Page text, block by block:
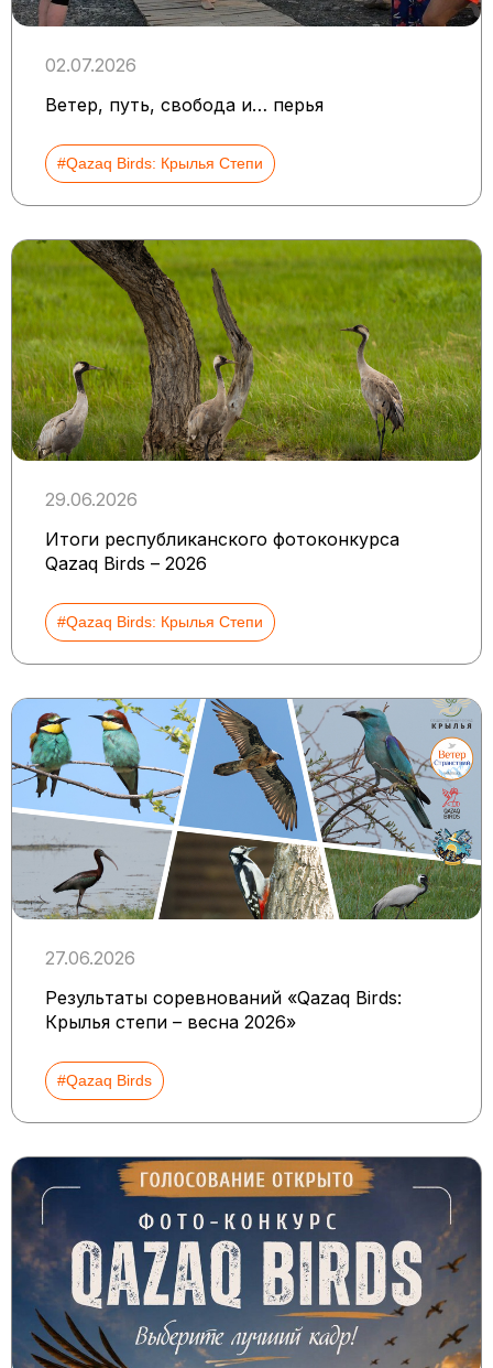
02.07.2026
Ветер, путь, свобода и… перья
#Qazaq Birds: Крылья Степи
29.06.2026
Итоги республиканского фотоконкурса
Qazaq Birds – 2026
#Qazaq Birds: Крылья Степи
27.06.2026
Результаты соревнований «Qazaq Birds:
Крылья степи – весна 2026»
#Qazaq Birds